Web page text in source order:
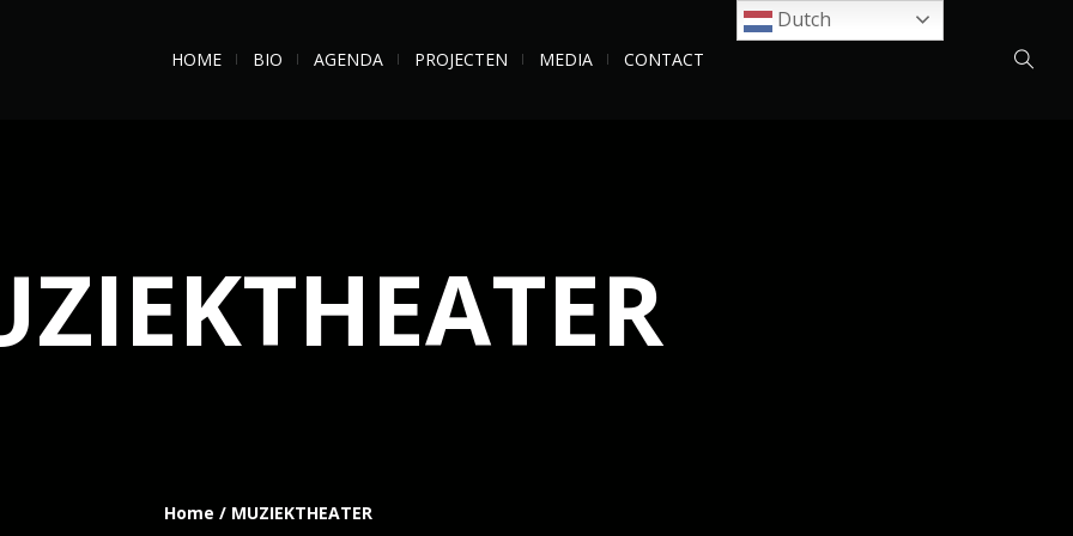
HOME BIO AGENDA PROJECTEN MEDIA CONTACT
Home / MUZIEKTHEATER
Dutch